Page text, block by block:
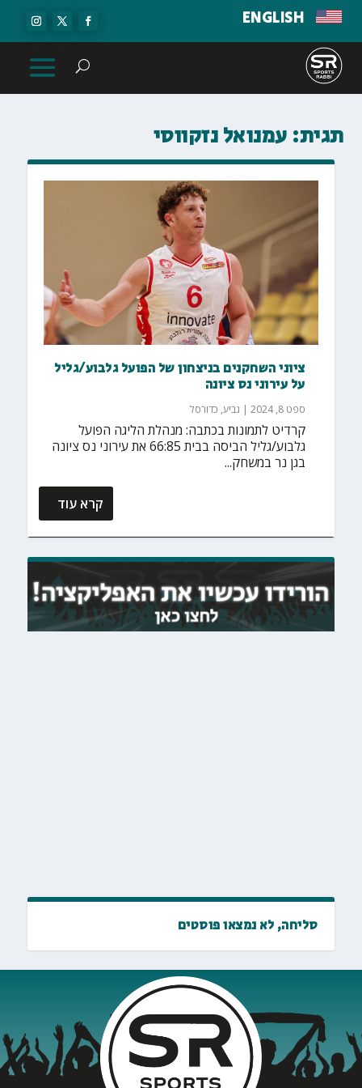
ENGLISH
תגית: עמנואל נזקווסי
ציוני השחקנים בניצחון של הפועל גלבוע/גליל
על עירוני נס ציונה
ספט 8, 2024 | גביע, כדורסל
קרדיט לתמונות בכתבה: מנהלת הליגה הפועל
גלבוע/גליל הביסה בבית 66:85 את עירוני נס ציונה
בגן נר במשחק...
קרא עוד
סליחה, לא נמצאו פוסטים